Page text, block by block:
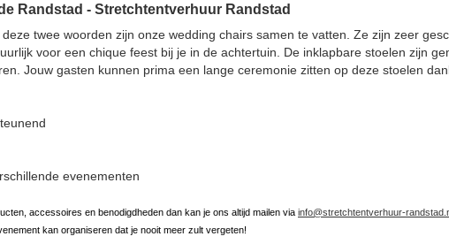
Randstad - Stretchtentverhuur Randstad
twee woorden zijn onze wedding chairs samen te vatten. Ze zijn zeer
voor een chique feest bij je in de achtertuin. De inklapbare stoelen zijn
Jouw gasten kunnen prima een lange ceremonie zitten op deze stoelen
evenementen
accessoires en benodigdheden dan kan je ons altijd mailen via info@stretchtentverhuur-
kan organiseren dat je nooit meer zult vergeten!